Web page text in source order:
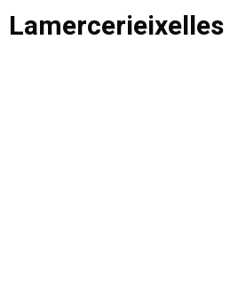
Saltar
alLamercerieixelles